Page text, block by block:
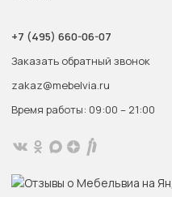
+7 (495) 660-06-07
Заказать обратный звонок
zakaz@mebelvia.ru
Время работы: 09:00 – 21:00